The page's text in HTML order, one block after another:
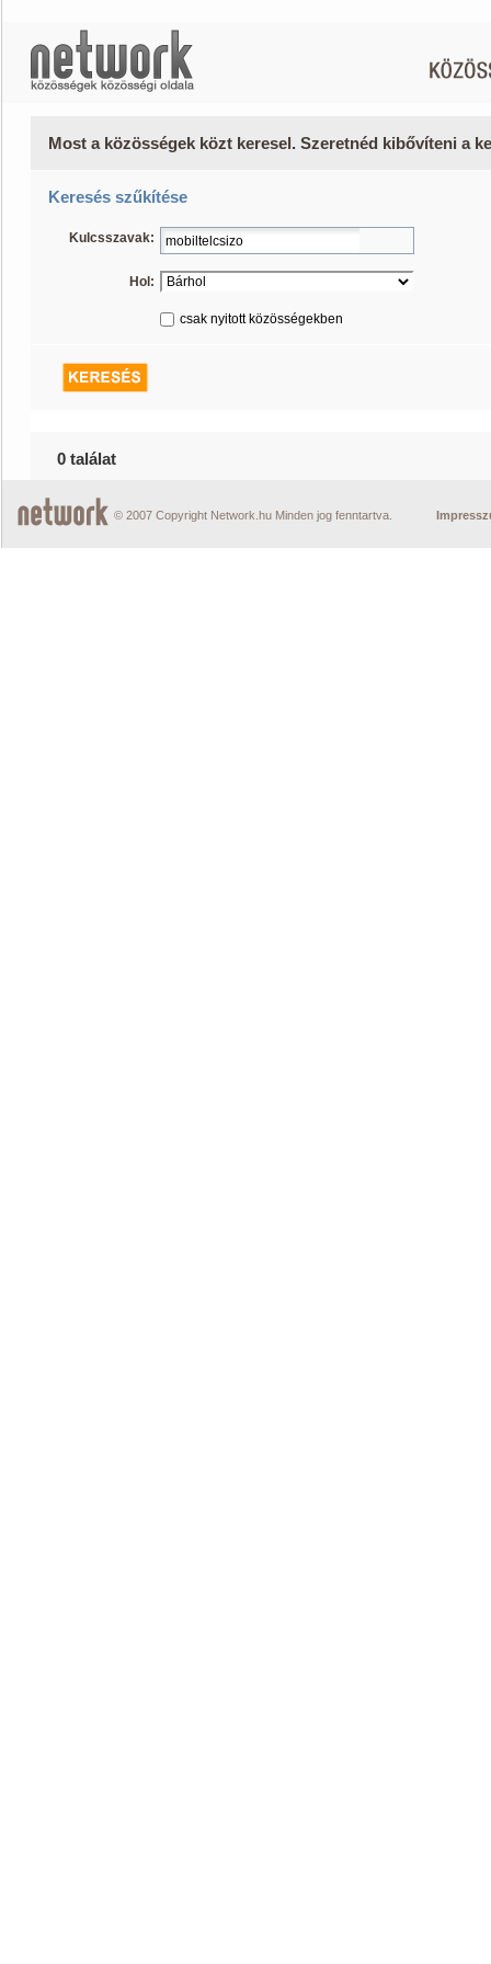
Most a közösségek közt keresel. Szeretnéd kibővíteni a
Keresés szűkítése
Kulcsszavak:
Hol:
csak nyitott közösségekben
0 találat
© 2007 Copyright Network.hu Minden jog fenntartva.